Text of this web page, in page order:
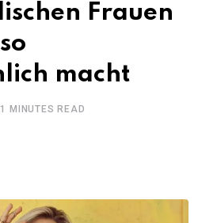
Frauen
macht
MINUTES READ